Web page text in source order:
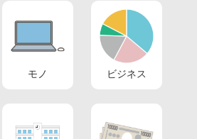
モノ ビジネス